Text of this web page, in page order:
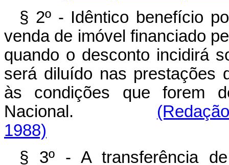
§ 2º - Idêntico benefício
venda de imóvel financiado
quando o desconto incidirá
será diluído nas prestações
às condições que forem
Nacional.
1988)
§ 3º - A transferência